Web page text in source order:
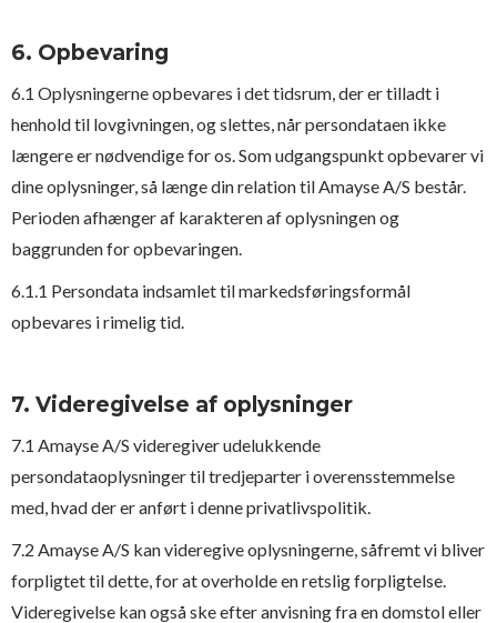
6. Opbevaring
6.1 Oplysningerne opbevares i det tidsrum, der er tilladt i
henhold til lovgivningen, og slettes, når persondataen ikke
længere er nødvendige for os. Som udgangspunkt opbevarer vi
dine oplysninger, så længe din relation til Amayse A/S består.
Perioden afhænger af karakteren af oplysningen og
baggrunden for opbevaringen.
6.1.1 Persondata indsamlet til markedsføringsformål
opbevares i rimelig tid.
7. Videregivelse af oplysninger
7.1 Amayse A/S videregiver udelukkende
persondataoplysninger til tredjeparter i overensstemmelse
med, hvad der er anført i denne privatlivspolitik.
7.2 Amayse A/S kan videregive oplysningerne, såfremt vi bliver
forpligtet til dette, for at overholde en retslig forpligtelse.
Videregivelse kan også ske efter anvisning fra en domstol eller